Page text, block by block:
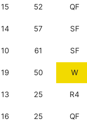
15 52 QF
14 57 SF
10 61 SF
19 50 W
13 25 R4
16 25 QF